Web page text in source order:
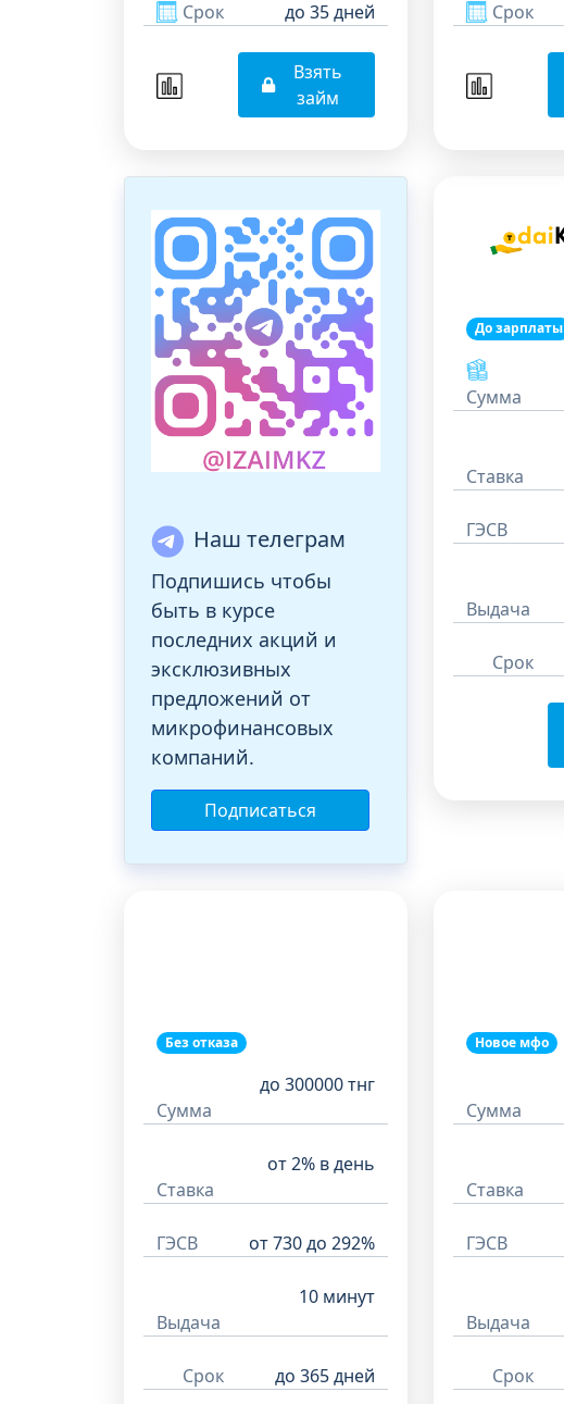
Срок до 35 дней
Взять
займ
Срок
Наш телеграм
Подпишись чтобы
быть в курсе
последних акций и
эксклюзивных
предложений от
микрофинансовых
компаний.
Подписаться
До зарплаты
Сумма
Ставка
ГЭСВ
Выдача
Срок
Без отказа
Сумма
до 300000 тнг
Ставка
от 2% в день
ГЭСВ от 730 до 292%
Выдача
10 минут
Срок до 365 дней
Новое мфо
Сумма
Ставка
ГЭСВ
Выдача
Срок